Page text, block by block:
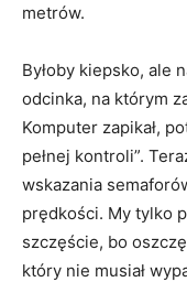
metrów.
Byłoby kiepsko, ale
odcinka, na którym
Komputer zapikał,
pełnej kontroli”.
wskazania
prędkości. My tylko
szczęście, bo
który nie musiał